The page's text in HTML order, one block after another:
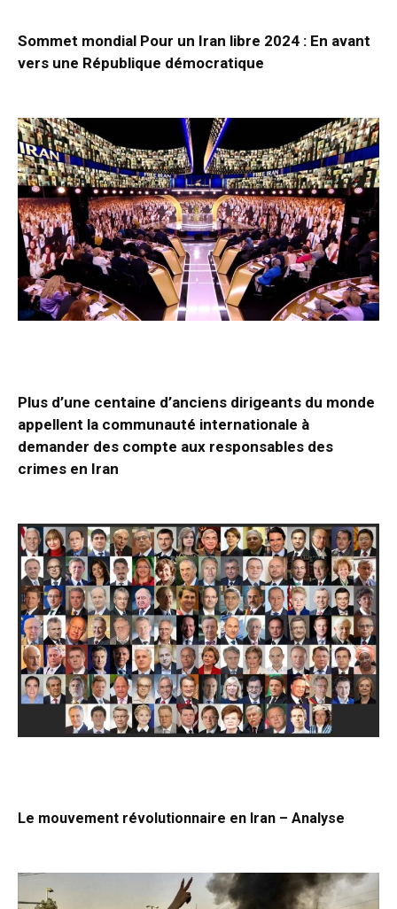
Sommet mondial Pour un Iran libre 2024 : En avant
vers une République démocratique
Plus d’une centaine d’anciens dirigeants du monde
appellent la communauté internationale à
demander des compte aux responsables des
crimes en Iran
Le mouvement révolutionnaire en Iran – Analyse